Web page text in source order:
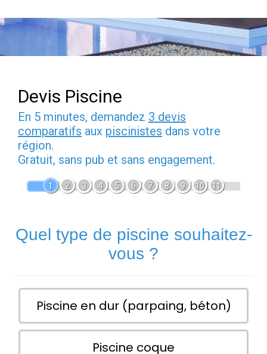
Devis Piscine
En 5 minutes, demandez 3 devis
comparatifs aux piscinistes dans votre
région.
Gratuit, sans pub et sans engagement.
1 2 3 4 5 6 7 8 9 10 11
Quel type de piscine souhaitez-
vous ?
Piscine en dur (parpaing, béton)
Piscine coque